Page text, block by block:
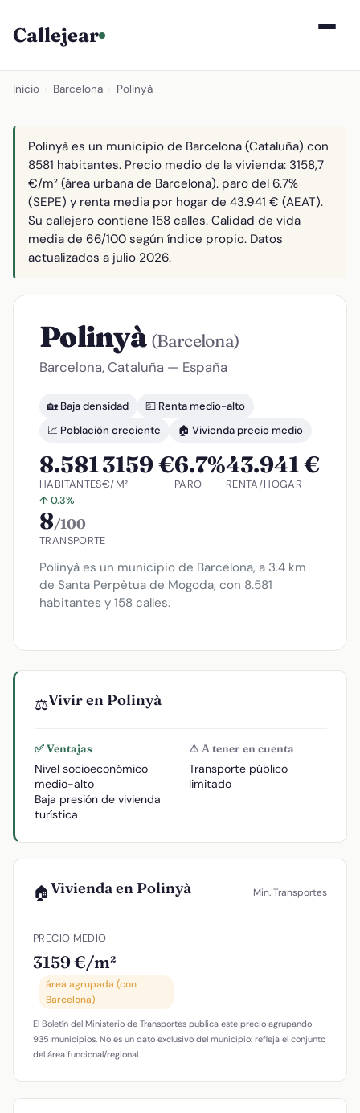
Callejear
Inicio Barcelona Polinyà
Polinyà es un municipio de Barcelona (Cataluña) con
8581 habitantes. Precio medio de la vivienda: 3158,7
€/m² (área urbana de Barcelona). paro del 6.7%
(SEPE) y renta media por hogar de 43.941 € (AEAT).
Su callejero contiene 158 calles. Calidad de vida
media de 66/100 según índice propio. Datos
actualizados a julio 2026.
Polinyà (Barcelona)
Barcelona, Cataluña — España
🏡 Baja densidad
💵 Renta medio-alto
📈 Población creciente
🏠 Vivienda precio medio
8.581
HABITANTES
↑ 0.3%
3159 €
€/M²
6.7%
PARO
43.941 €
RENTA/HOGAR
8/100
TRANSPORTE
Polinyà es un municipio de Barcelona, a 3.4 km
de Santa Perpètua de Mogoda, con 8.581
habitantes y 158 calles.
⚖️Vivir en Polinyà
✅ Ventajas
Nivel socioeconómico
medio-alto
Baja presión de vivienda
turística
⚠️ A tener en cuenta
Transporte público
limitado
🏠Vivienda en Polinyà Min. Transportes
PRECIO MEDIO
3159 €/m²
área agrupada (con
Barcelona)
El Boletín del Ministerio de Transportes publica este precio agrupando
935 municipios. No es un dato exclusivo del municipio: refleja el conjunto
del área funcional/regional.